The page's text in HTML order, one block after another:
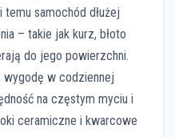
samochód dłużej
– takie jak kurz, błoto
do jego powierzchni.
w codziennej
na częstym myciu i
ceramiczne i kwarcowe